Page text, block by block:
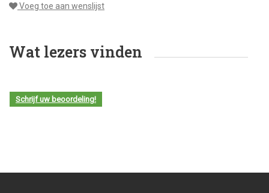
Voeg toe aan wenslijst
Wat lezers vinden
Schrijf uw beoordeling!